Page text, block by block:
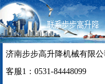
济南步步高升降机械有限公
客服1：0531-84448099